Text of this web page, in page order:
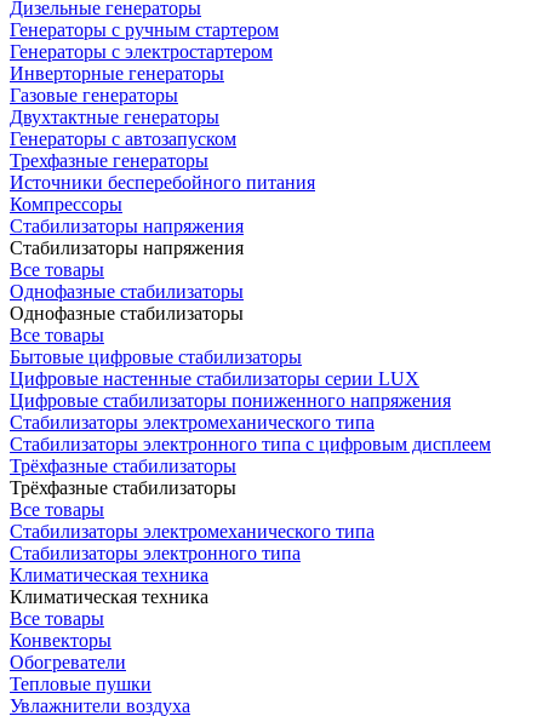
Дизельные генераторы
Генераторы с ручным стартером
Генераторы с электростартером
Инверторные генераторы
Газовые генераторы
Двухтактные генераторы
Генераторы с автозапуском
Трехфазные генераторы
Источники бесперебойного питания
Компрессоры
Стабилизаторы напряжения
Стабилизаторы напряжения
Все товары
Однофазные стабилизаторы
Однофазные стабилизаторы
Все товары
Бытовые цифровые стабилизаторы
Цифровые настенные стабилизаторы серии LUX
Цифровые стабилизаторы пониженного напряжения
Стабилизаторы электромеханического типа
Стабилизаторы электронного типа с цифровым дисплеем
Трёхфазные стабилизаторы
Трёхфазные стабилизаторы
Все товары
Стабилизаторы электромеханического типа
Стабилизаторы электронного типа
Климатическая техника
Климатическая техника
Все товары
Конвекторы
Обогреватели
Тепловые пушки
Увлажнители воздуха